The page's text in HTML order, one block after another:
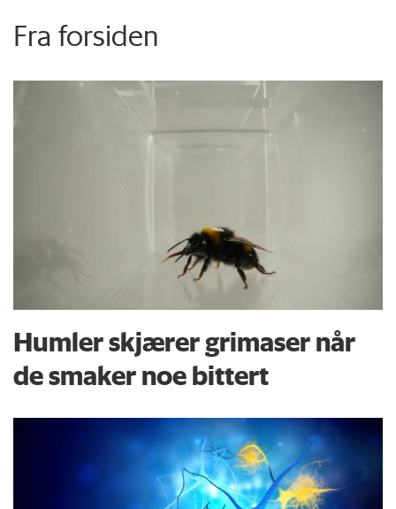
Fra forsiden
Humler skjærer grimaser når
de smaker noe bittert